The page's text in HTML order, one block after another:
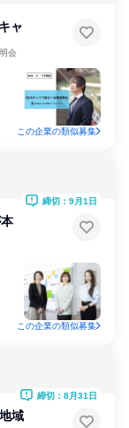
ャ
会
この企業の類似募集
締切：9月1日
この企業の類似募集
域
締切：8月31日